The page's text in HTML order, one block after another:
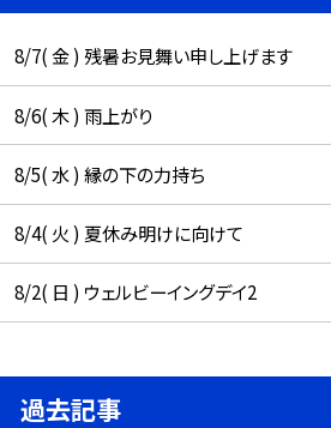
8/7( 金 ) 残暑お見舞い申し上げます
8/6( 木 ) 雨上がり
8/5( 水 ) 縁の下の力持ち
8/4( 火 ) 夏休み明けに向けて
8/2( 日 ) ウェルビーイングデイ2
過去記事